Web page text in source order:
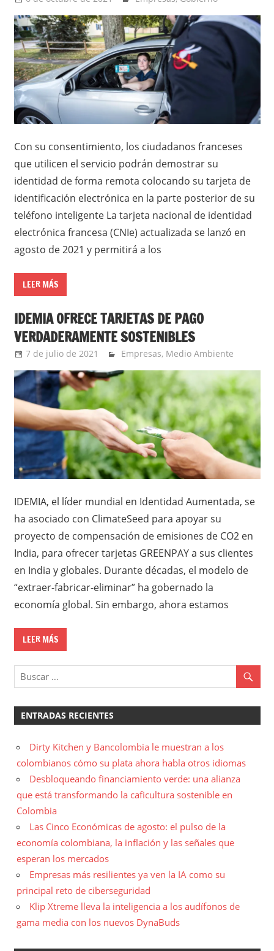
Con su consentimiento, los ciudadanos franceses
que utilicen el servicio podrán demostrar su
identidad de forma remota colocando su tarjeta de
identificación electrónica en la parte posterior de su
teléfono inteligente La tarjeta nacional de identidad
electrónica francesa (CNIe) actualizada se lanzó en
agosto de 2021 y permitirá a los
LEER MÁS
IDEMIA OFRECE TARJETAS DE PAGO
VERDADERAMENTE SOSTENIBLES
7 de julio de 2021 Ernesto Herrera
Empresas, Medio Ambiente
IDEMIA, el líder mundial en Identidad Aumentada, se
ha asociado con ClimateSeed para apoyar su
proyecto de compensación de emisiones de CO2 en
India, para ofrecer tarjetas GREENPAY a sus clientes
en India y globales. Durante décadas, el modelo de
“extraer-fabricar-eliminar” ha gobernado la
economía global. Sin embargo, ahora estamos
LEER MÁS
ENTRADAS RECIENTES
Dirty Kitchen y Bancolombia le muestran a los
colombianos cómo su plata ahora habla otros idiomas
Desbloqueando financiamiento verde: una alianza
que está transformando la caficultura sostenible en
Colombia
Las Cinco Económicas de agosto: el pulso de la
economía colombiana, la inflación y las señales que
esperan los mercados
Empresas más resilientes ya ven la IA como su
principal reto de ciberseguridad
Klip Xtreme lleva la inteligencia a los audífonos de
gama media con los nuevos DynaBuds